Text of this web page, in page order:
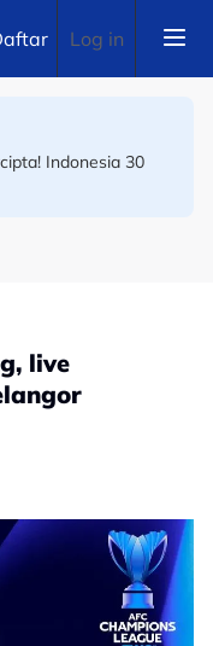
Log in
iklan jatuh dalam
live